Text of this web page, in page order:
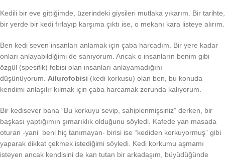
Kedili bir eve gittiğimde, üzerindeki giysileri mutlaka yıkarım. Bir tarihte,
bir yerde bir kedi fırlayıp karşıma çıktı ise, o mekanı kara listeye alırım.
Ben kedi seven insanları anlamak için çaba harcadım. Bir yere kadar
onları anlayabildiğimi de sanıyorum. Ancak o insanların benim gibi
özgül (spesifik) fobisi olan insanları anlayamadığını
düşünüyorum. Ailurofobisi (kedi korkusu) olan ben, bu konuda
kendimi anlaşılır kılmak için çaba harcamak zorunda kalıyorum.
Bir kedisever bana “Bu korkuyu sevip, sahiplenmişsiniz” derken, bir
başkası yaptığımın şımarıklık olduğunu söyledi. Kafede yan masada
oturan -yani beni hiç tanımayan- birisi ise “kediden korkuyormuş” gibi
yaparak dikkat çekmek istediğimi söyledi. Kedi korkumu aşmamı
isteyen ancak kendisini de kan tutan bir arkadaşım, büyüdüğünde